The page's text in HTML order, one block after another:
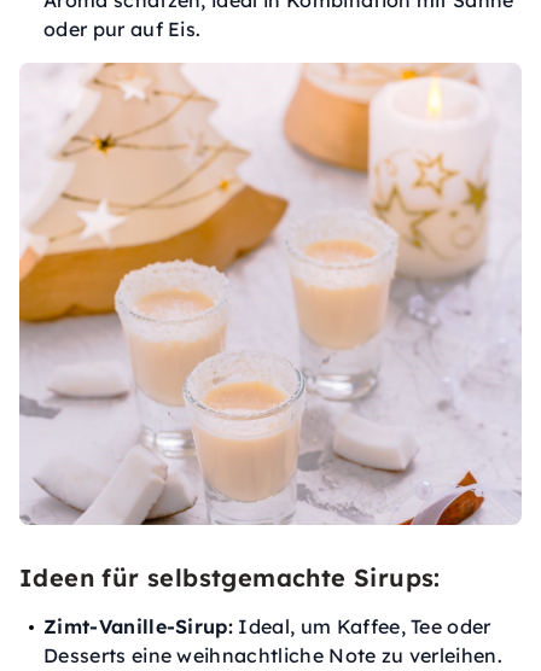
oder pur auf Eis.
Ideen für selbstgemachte Sirups:
Zimt-Vanille-Sirup: Ideal, um Kaffee, Tee oder
Desserts eine weihnachtliche Note zu verleihen.